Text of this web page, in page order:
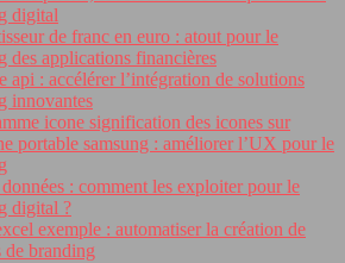
digital
de franc en euro : atout pour le
des applications financières
api : accélérer l’intégration de solutions
innovantes
icone signification des icones sur
portable samsung : améliorer l’UX pour le
: comment les exploiter pour le
digital ?
exemple : automatiser la création de
de branding